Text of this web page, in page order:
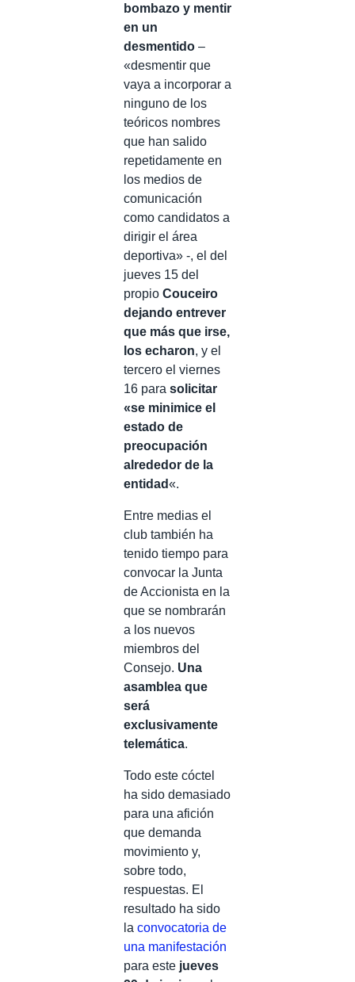
bombazo y mentir
en un
desmentido –
«desmentir que
vaya a incorporar a
ninguno de los
teóricos nombres
que han salido
repetidamente en
los medios de
comunicación
como candidatos a
dirigir el área
deportiva» -, el del
jueves 15 del
propio Couceiro
dejando entrever
que más que irse,
los echaron, y el
tercero el viernes
16 para solicitar
«se minimice el
estado de
preocupación
alrededor de la
entidad«.
Entre medias el
club también ha
tenido tiempo para
convocar la Junta
de Accionista en la
que se nombrarán
a los nuevos
miembros del
Consejo. Una
asamblea que
será
exclusivamente
telemática.
Todo este cóctel
ha sido demasiado
para una afición
que demanda
movimiento y,
sobre todo,
respuestas. El
resultado ha sido
la convocatoria de
una manifestación
para este jueves